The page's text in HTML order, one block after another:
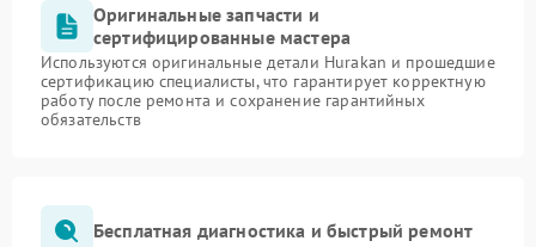
Оригинальные запчасти и
сертифицированные мастера
Используются оригинальные детали Hurakan и прошедшие
сертификацию специалисты, что гарантирует корректную
работу после ремонта и сохранение гарантийных
обязательств
Бесплатная диагностика и быстрый ремонт